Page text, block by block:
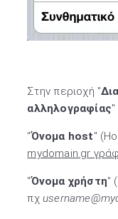
Στην περιοχή "
αλληλογραφίας
"Όνομα host"
mydomain.gr
"Όνομα χρήστη"
πχ